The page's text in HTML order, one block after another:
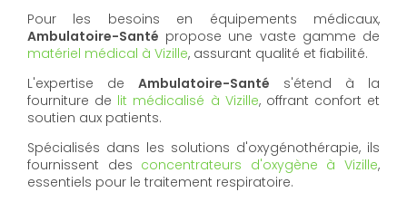
Pour les besoins en équipements médicaux,
Ambulatoire-Santé propose une vaste gamme de
matériel médical à Vizille, assurant qualité et fiabilité.
L'expertise de Ambulatoire-Santé s'étend à la
fourniture de lit médicalisé à Vizille, offrant confort et
soutien aux patients.
Spécialisés dans les solutions d'oxygénothérapie, ils
fournissent des concentrateurs d'oxygène à Vizille,
essentiels pour le traitement respiratoire.